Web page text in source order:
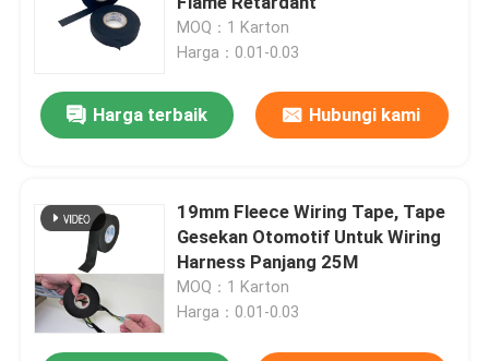
MOQ：1 Karton
Harga：0.01-0.03
Harga terbaik Hubungi kami
19mm Fleece Wiring Tape, Tape
Gesekan Otomotif Untuk Wiring
Harness Panjang 25M
MOQ：1 Karton
Harga：0.01-0.03